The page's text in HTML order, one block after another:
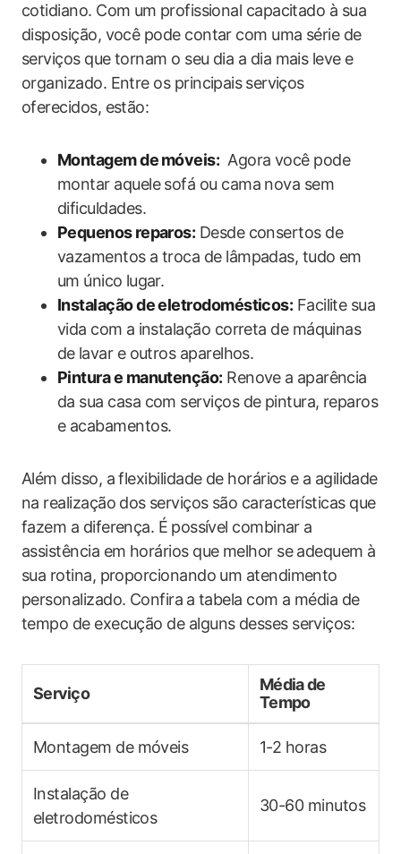
cotidiano. Com‌ um ⁤profissional capacitado à sua
disposição, você pode contar com uma série de
serviços que tornam o seu dia‍ a dia mais leve e
organizado. Entre os​ principais ⁣serviços
oferecidos, estão:
Montagem​ de⁤ móveis: ​ Agora você pode
montar aquele sofá ou cama ‍nova sem
dificuldades.
Pequenos⁤ reparos: Desde consertos de​
vazamentos‌ a ​troca‌ de lâmpadas, tudo em
um único ⁢lugar.
Instalação de eletrodomésticos: Facilite sua⁢
vida com a⁤ instalação correta de máquinas
de⁢ lavar e outros aparelhos.
Pintura e manutenção: Renove⁣ a‌ aparência
da sua casa com serviços de pintura, ‍reparos
e acabamentos.
Além disso, a flexibilidade de horários e a⁢ agilidade
na realização dos ⁤serviços são características que
fazem‍ a diferença. É⁤ possível combinar a
assistência em horários que melhor‌ se adequem à
sua rotina, proporcionando um atendimento
personalizado. Confira ⁤a tabela com a média de
tempo de execução de alguns‍ desses serviços:
Serviço
Média de
Tempo
Montagem de móveis 1-2 horas
Instalação de
eletrodomésticos
30-60 minutos